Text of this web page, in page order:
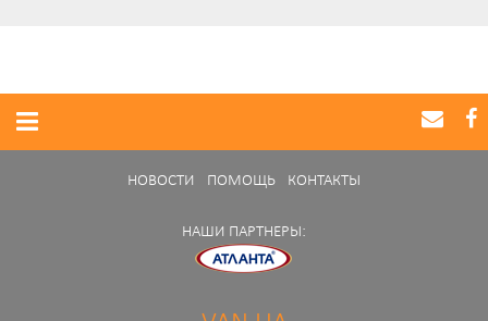
НОВОСТИ ПОМОЩЬ КОНТАКТЫ
НАШИ ПАРТНЕРЫ: